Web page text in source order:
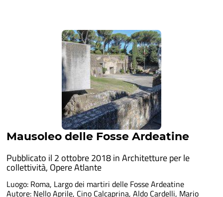
Mausoleo delle Fosse Ardeatine
Pubblicato il 2 ottobre 2018 inArchitetture per le
collettività, Opere Atlante
Luogo: Roma, Largo dei martiri delle Fosse Ardeatine
Autore: Nello Aprile, Cino Calcaprina, Aldo Cardelli, Mario